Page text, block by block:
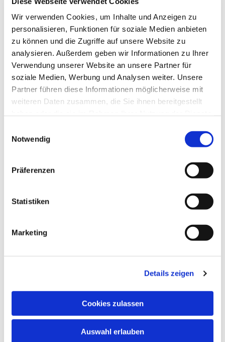
Wir verwenden Cookies, um Inhalte und Anzeigen zu
personalisieren, Funktionen für soziale Medien anbieten
zu können und die Zugriffe auf unsere Website zu
analysieren. Außerdem geben wir Informationen zu Ihrer
Verwendung unserer Website an unsere Partner für
soziale Medien, Werbung und Analysen weiter. Unsere
Partner führen diese Informationen möglicherweise mit
weiteren Daten zusammen, die Sie ihnen bereitgestellt
Notwendig
Präferenzen
Statistiken
Marketing
Details zeigen
Cookies zulassen
Auswahl erlauben
Dies könnte Sie auch